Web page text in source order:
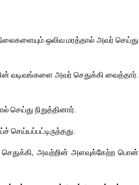
ஒலிவ மரத்தால் அவர் செய்து
வடிவங்களை அவர் செதுக்கி வைத்தார்.
நிறுத்தினார்.
செய்யப்பட்டிருந்தது.
செதுக்கி, அவற்றின் அளவுக்கேற்ற பொன்